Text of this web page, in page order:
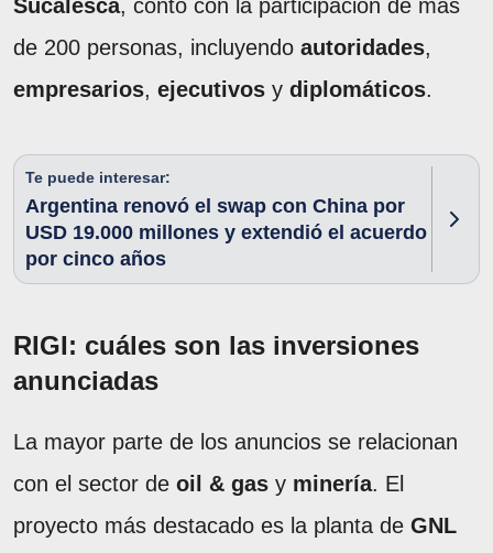
Sucalesca, contó con la participación de más
de 200 personas, incluyendo autoridades,
empresarios, ejecutivos y diplomáticos.
Te puede interesar:
Argentina renovó el swap con China por
USD 19.000 millones y extendió el acuerdo
por cinco años
RIGI: cuáles son las inversiones
anunciadas
La mayor parte de los anuncios se relacionan
con el sector de oil & gas y minería. El
proyecto más destacado es la planta de GNL